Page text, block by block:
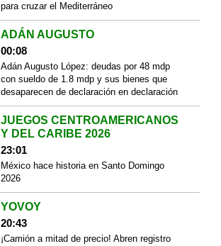
para cruzar el Mediterráneo
ADÁN AUGUSTO
00:08
Adán Augusto López: deudas por 48 mdp
con sueldo de 1.8 mdp y sus bienes que
desaparecen de declaración en declaración
JUEGOS CENTROAMERICANOS
Y DEL CARIBE 2026
23:01
México hace historia en Santo Domingo
2026
YOVOY
20:43
¡Camión a mitad de precio! Abren registro